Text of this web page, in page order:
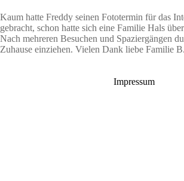
Kaum hatte Freddy seinen Fototermin für das
gebracht, schon hatte sich eine Familie Hals
Nach mehreren Besuchen und Spaziergängen
Zuhause einziehen. Vielen Dank liebe Familie B.
Impressum